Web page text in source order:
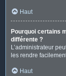
Haut
Pourquoi certains
différente ?
L’administrateur
les rendre
Haut